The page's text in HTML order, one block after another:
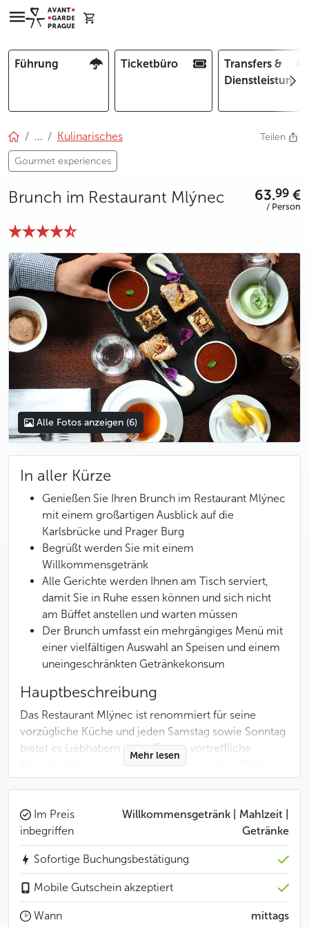
Führung Ticketbüro
Transfers &
… Kulinarisches
Gourmet experiences
Teilen
Brunch im Restaurant Mlýnec 63.99 €
/ Person
photo 5
photo 6
Alle Fotos anzeigen (6)
In aller Kürze
Genießen Sie Ihren Brunch im Restaurant Mlýnec
mit einem großartigen Ausblick auf die
Karlsbrücke und Prager Burg
Begrüßt werden Sie mit einem
Willkommensgetränk
Alle Gerichte werden Ihnen am Tisch serviert,
damit Sie in Ruhe essen können und sich nicht
am Büffet anstellen und warten müssen
Der Brunch umfasst ein mehrgängiges Menü mit
einer vielfältigen Auswahl an Speisen und einem
uneingeschränkten Getränkekonsum
Hauptbeschreibung
Das Restaurant Mlýnec ist renommiert für seine
vorzügliche Küche und jeden Samstag sowie Sonntag
bietet es Liebhabern guten Essens vortreffliche
Brunchs. Abgesehen vom gastronomischen Erlebnis
bietet dieses Restaurant auch einen fesselnden Blick
können Sie sich von diesem allzu schönen Ausblick
von der Terrasse des Restaurants hinreißen lassen.
Menü
Beispiel-Menü:
Vorspeisen
Mehr lesen
Im Preis
inbegriffen
Willkommensgetränk | Mahlzeit |
Getränke
Sofortige Buchungsbestätigung
Mobile Gutschein akzeptiert
Wann mittags